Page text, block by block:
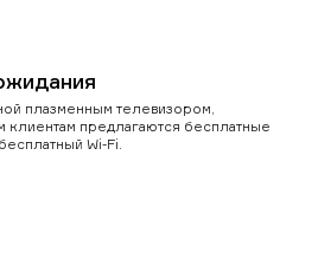
плазменным телевизором,
клиентам предлагаются бесплатные
Wi-Fi.